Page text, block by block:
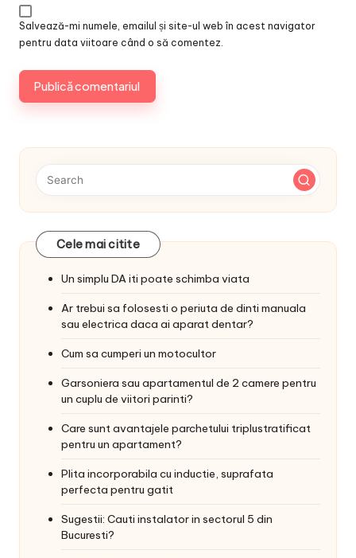
Salvează-mi numele, emailul și site-ul web în acest navigator
pentru data viitoare când o să comentez.
Cele mai citite
Un simplu DA iti poate schimba viata
Ar trebui sa folosesti o periuta de dinti manuala
sau electrica daca ai aparat dentar?
Cum sa cumperi un motocultor
Garsoniera sau apartamentul de 2 camere pentru
un cuplu de viitori parinti?
Care sunt avantajele parchetului triplustratificat
pentru un apartament?
Plita incorporabila cu inductie, suprafata
perfecta pentru gatit
Sugestii: Cauti instalator in sectorul 5 din
Bucuresti?